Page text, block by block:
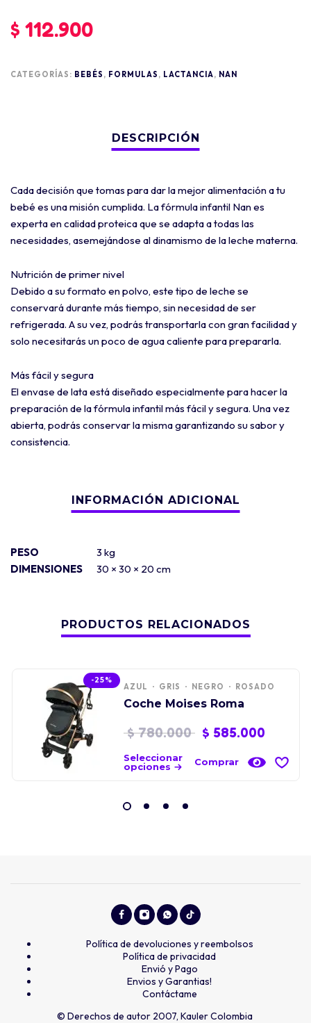
$ 112.900
CATEGORÍAS: BEBÉS , FORMULAS , LACTANCIA, NAN
Cada decisión que tomas para dar la mejor alimentación a tu
bebé es una misión cumplida. La fórmula infantil Nan es
experta en calidad proteica que se adapta a todas las
necesidades, asemejándose al dinamismo de la leche materna.
Nutrición de primer nivel
Debido a su formato en polvo, este tipo de leche se
conservará durante más tiempo, sin necesidad de ser
refrigerada. A su vez, podrás transportarla con gran facilidad y
solo necesitarás un poco de agua caliente para prepararla.
Más fácil y segura
El envase de lata está diseñado especialmente para hacer la
preparación de la fórmula infantil más fácil y segura. Una vez
abierta, podrás conservar la misma garantizando su sabor y
consistencia.
PESO
3 kg
DIMENSIONES
30 × 30 × 20 cm
PRODUCTOS RELACIONADOS
-25%
AZUL GRIS NEGRO ROSADO
Coche Moises Roma
$780.000 $ 585.000
Seleccionar
opciones
Comprar
Política de devoluciones y reembolsos
Política de privacidad
Envió y Pago
Envios y Garantias!
Contáctame
© Derechos de autor 2007, Kauler Colombia